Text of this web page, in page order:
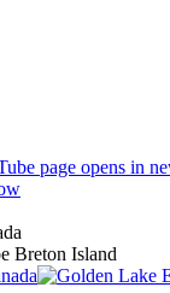
page opens in
Breton Island